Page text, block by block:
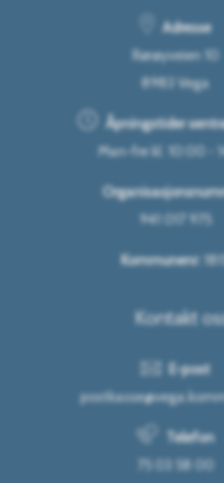
Adresse
Rørøyveien 10
8983 Vega
Åpningstider
Man-fre kl. 10:00 -
941 017 975
Kommunenr: 1815
Kontakt
E-post
Telefon
75 03 58 00